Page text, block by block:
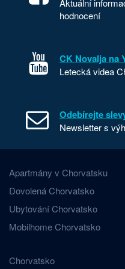
hodnocení
CK Novalja na
Letecká videa
Odebírejte
Newsletter s
Apartmány v Chorvatsku
Dovolená Chorvatsko
Ubytování Chorvatsko
Mobilhome Chorvatsko
Chorvatsko